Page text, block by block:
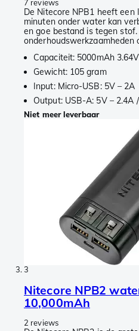
7 reviews
De Nitecore NPB1 heeft
minuten onder water kan
en goe bestand is tegen
onderhoudswerkzaamheden
Capaciteit: 5000mAh
Gewicht: 105 gram
Input: Micro-USB: 5V – 2A
Output: USB-A: 5V – 2.4A
Niet meer leverbaar
3
Nitecore NPB2
10,000mAh
2 reviews